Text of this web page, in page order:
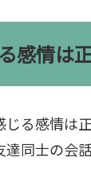
感情は
じる感情は
同士の会